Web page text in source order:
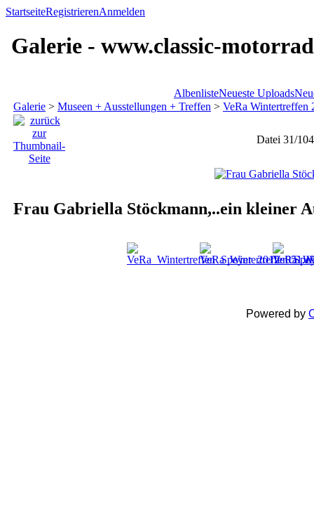
StartseiteRegistrierenAnmelden
Galerie - www.classic-
AlbenlisteNeueste Uploads
Galerie > Museen + Ausstellungen + Treffen > VeRa Wintertreffen
Datei 31/104
Frau Gabriella Stöckmann,..ein kleiner
Powered by